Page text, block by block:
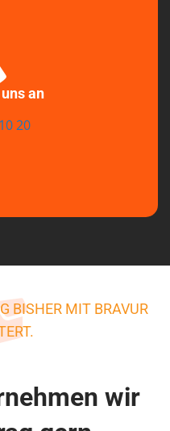
an
20
BISHER MIT BRAVUR
wir